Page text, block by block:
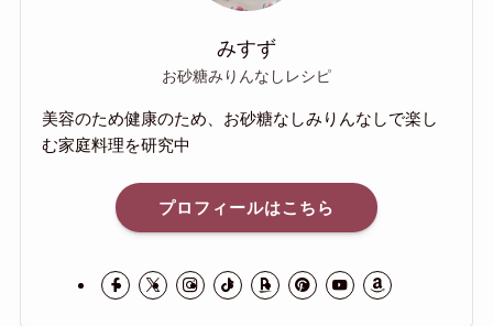
みすず
お砂糖みりんなしレシピ
美容のため健康のため、お砂糖なしみりんなしで楽し
む家庭料理を研究中
プロフィールはこちら